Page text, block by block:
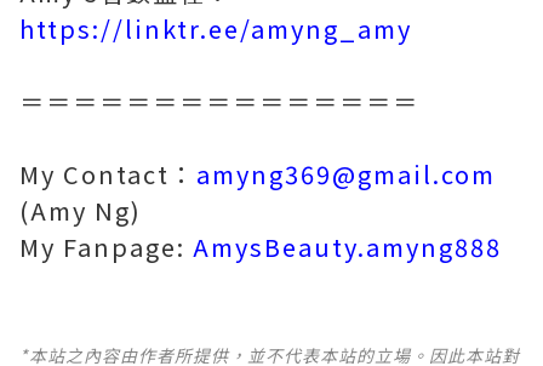
https://linktr.ee/amyng_amy
＝＝＝＝＝＝＝＝＝＝＝＝＝＝＝
My Contact： amyng369@gmail.com
(Amy Ng)
My Fanpage: AmysBeauty.amyng888
*本站之內容由作者所提供，並不代表本站的立場。因此本站對